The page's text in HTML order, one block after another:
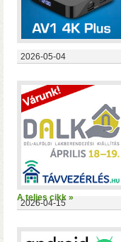
2026-05-04
2026-04-15
A teljes cikk »